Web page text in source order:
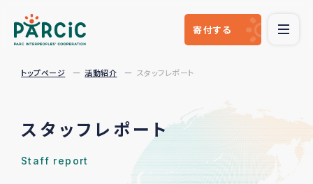
寄付する
トップページ 活動紹介 スタッフレポート
スタッフレポート
Staff report